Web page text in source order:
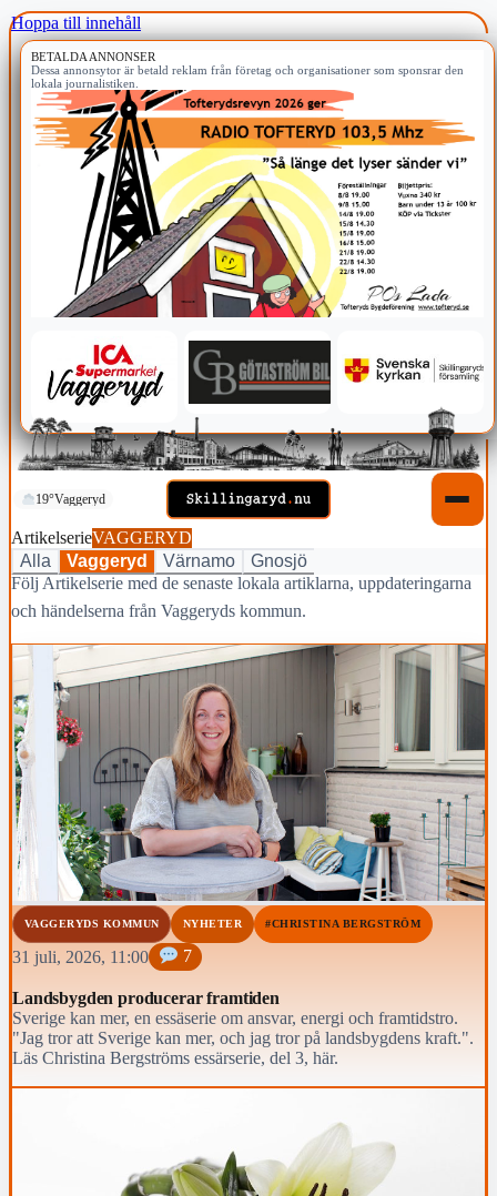
Hoppa till innehåll
BETALDA ANNONSER
Dessa annonsytor är betald reklam från företag och organisationer som sponsrar den
lokala journalistiken.
19°Vaggeryd
ArtikelserieVAGGERYD
Alla
Vaggeryd Värnamo
Gnosjö
Följ Artikelserie med de senaste lokala artiklarna, uppdateringarna
och händelserna från Vaggeryds kommun.
VAGGERYDS KOMMUN NYHETER #CHRISTINA BERGSTRÖM
31 juli, 2026, 11:00 7
Landsbygden producerar framtiden
Sverige kan mer, en essäserie om ansvar, energi och framtidstro.
"Jag tror att Sverige kan mer, och jag tror på landsbygdens kraft.".
Läs Christina Bergströms essärserie, del 3, här.